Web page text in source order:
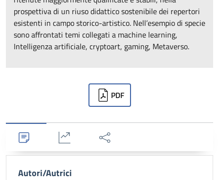
prospettiva di un riuso didattico sostenibile dei repertori
esistenti in campo storico-artistico. Nell’esempio di specie
sono affrontati temi collegati a machine learning,
Intelligenza artificiale, cryptoart, gaming, Metaverso.
PDF
Dettagli Statistiche Condividi
Autori/Autrici